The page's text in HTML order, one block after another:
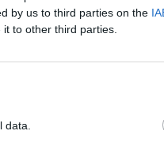
by us to third parties on the
to other third parties.